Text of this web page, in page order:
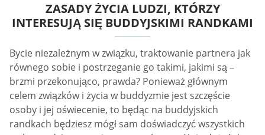
ZASADY ŻYCIA LUDZI, KTÓRZY
INTERESUJĄ SIĘ BUDDYJSKIMI RANDKAMI
Bycie niezależnym w związku, traktowanie partnera jak
równego sobie i postrzeganie go takimi, jakimi są –
brzmi przekonująco, prawda? Ponieważ głównym
celem związków i życia w buddyzmie jest szczęście
osoby i jej oświecenie, to będąc na buddyjskich
randkach będziesz mógł sam doświadczyć wszystkich